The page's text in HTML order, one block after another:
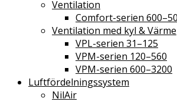
Ventilation
Comfort-serien
Ventilation med kyl &
VPL-serien 31–125
VPM-serien 120–560
VPM-serien 600–3200
Luftfördelningssystem
NilAir